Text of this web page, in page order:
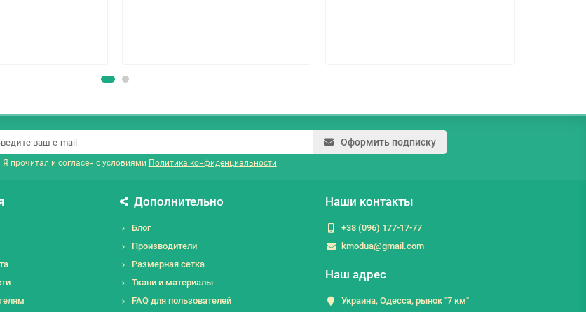
Оформить подписку
Я прочитал и согласен с условиями Политика конфиденциальности
Дополнительно
Блог
Производители
Размерная сетка
Ткани и материалы
FAQ для пользователей
Наши контакты
+38 (096) 177-17-77
kmodua@gmail.com
Наш адрес
Украина, Одесса, рынок "7 км"